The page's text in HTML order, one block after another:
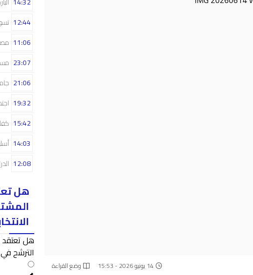
14 يونيو 2026 - 15:53 وضع القراءة
12:44
11:06
23:07
21:06
19:32
15:42
14:03
12:08
هل
هل تعتقد
الترشح في